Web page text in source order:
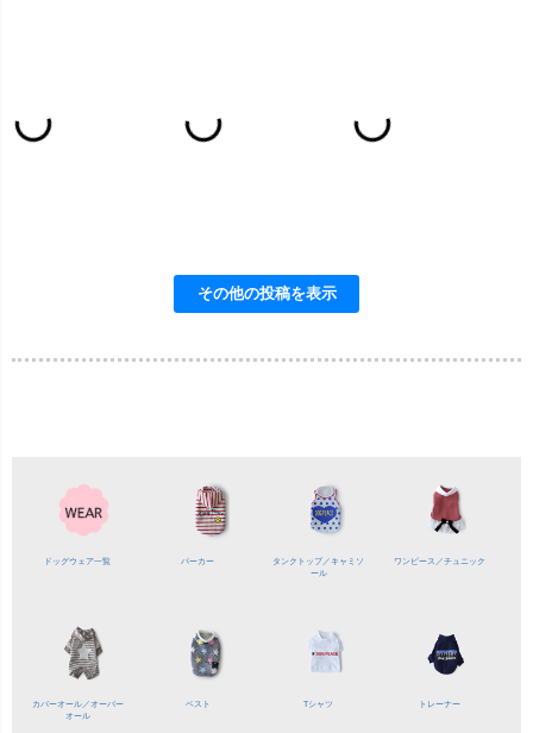
ドッグウェア一覧 パーカー タンクトップ／キャミソ
ール
ワンピース／チュニック
カバーオール／オーバー
オール
ベスト Tシャツ トレーナー